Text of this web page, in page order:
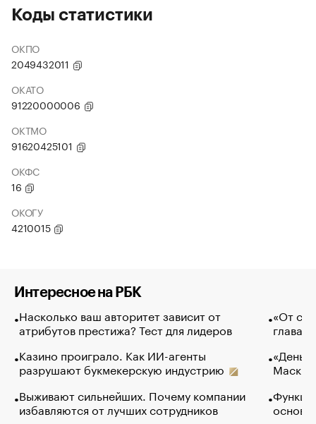
Коды статистики
ОКПО
2049432011
ОКАТО
91220000006
ОКТМО
91620425101
ОКФС
16
ОКОГУ
4210015
Интересное на РБК
Насколько ваш авторитет зависит от
атрибутов престижа? Тест для лидеров
Казино проиграло. Как ИИ-агенты
разрушают букмекерскую индустрию
Выживают сильнейших. Почему компании
избавляются от лучших сотрудников
«От
глава
Маск в
основ